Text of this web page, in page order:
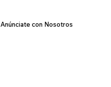
Anúnciate con Nosotros